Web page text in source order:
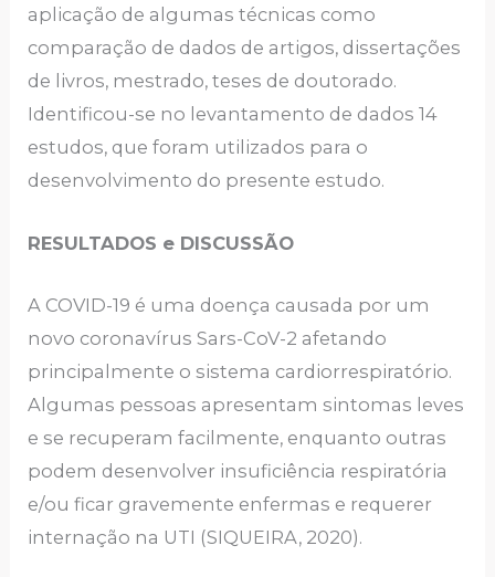
aplicação de algumas técnicas como
comparação de dados de artigos, dissertações
de livros, mestrado, teses de doutorado.
Identificou-se no levantamento de dados 14
estudos, que foram utilizados para o
desenvolvimento do presente estudo.
RESULTADOS e DISCUSSÃO
A COVID-19 é uma doença causada por um
novo coronavírus Sars-CoV-2 afetando
principalmente o sistema cardiorrespiratório.
Algumas pessoas apresentam sintomas leves
e se recuperam facilmente, enquanto outras
podem desenvolver insuficiência respiratória
e/ou ficar gravemente enfermas e requerer
internação na UTI (SIQUEIRA, 2020).